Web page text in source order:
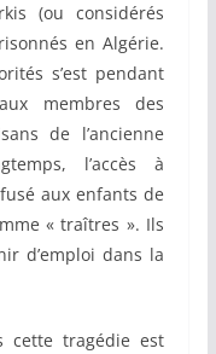
(ou considérés
en Algérie.
s’est pendant
membres des
de l’ancienne
l’accès à
aux enfants de
« traîtres ». Ils
d’emploi dans la
cette tragédie est